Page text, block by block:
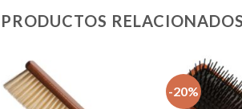
PRODUCTOS RELACIONADOS
-20%